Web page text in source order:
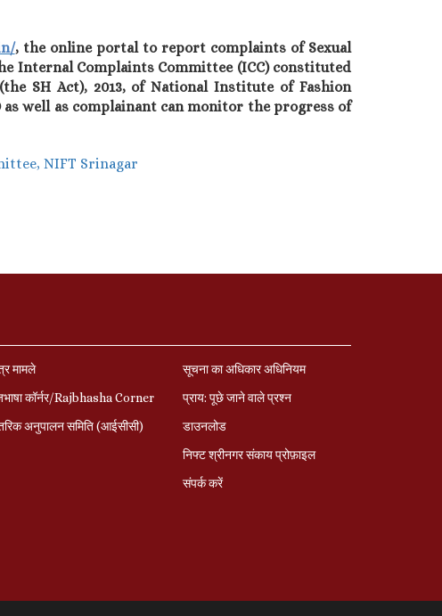
, the online portal to report complaints of Sexual
Internal Complaints Committee (ICC) constituted
SH Act), 2013, of National Institute of Fashion
well as complainant can monitor the progress of
NIFT Srinagar
मामले
कॉर्नर/Rajbhasha Corner
अनुपालन समिति (आईसीसी)
सूचना का अधिकार अधिनियम
प्राय: पूछे जाने वाले प्रश्‍न
डाउनलोड
निफ्ट श्रीनगर संकाय प्रोफ़ाइल
संपर्क करें